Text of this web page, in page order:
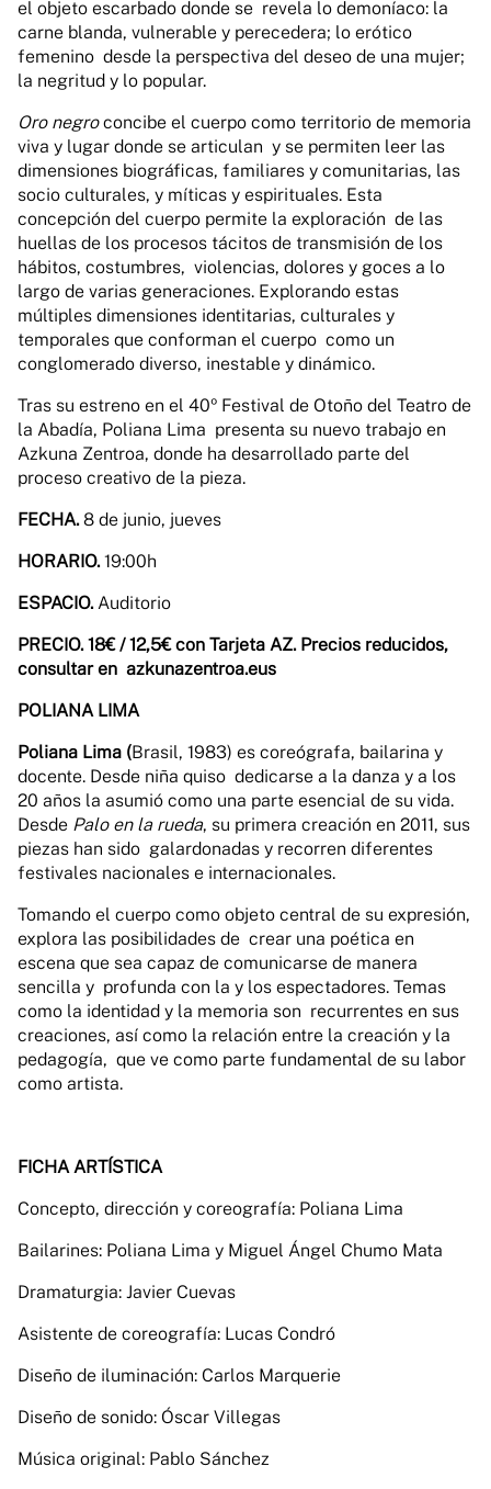
el objeto escarbado donde se revela lo demoníaco: la
carne blanda, vulnerable y perecedera; lo erótico
femenino desde la perspectiva del deseo de una mujer;
la negritud y lo popular.
Oro negroconcibe el cuerpo como territorio de memoria
viva y lugar donde se articulan y se permiten leer las
dimensiones biográficas, familiares y comunitarias, las
socio culturales, y míticas y espirituales. Esta
concepción del cuerpo permite la exploración de las
huellas de los procesos tácitos de transmisión de los
hábitos, costumbres, violencias, dolores y goces a lo
largo de varias generaciones. Explorando estas
múltiples dimensiones identitarias, culturales y
temporales que conforman el cuerpo como un
conglomerado diverso, inestable y dinámico.
Tras su estreno en el 40º Festival de Otoño del Teatro de
la Abadía, Poliana Lima presenta su nuevo trabajo en
Azkuna Zentroa, donde ha desarrollado parte del
proceso creativo de la pieza.
FECHA.8 de junio, jueves
HORARIO.19:00h
ESPACIO.Auditorio
PRECIO.18€ / 12,5€ con Tarjeta AZ. Precios reducidos,
consultar en azkunazentroa.eus
POLIANA LIMA
Poliana Lima (Brasil, 1983) es coreógrafa, bailarina y
docente. Desde niña quiso dedicarse a la danza y a los
20 años la asumió como una parte esencial de su vida.
Desde Palo en la rueda, su primera creación en 2011, sus
piezas han sido galardonadas y recorren diferentes
festivales nacionales e internacionales.
Tomando el cuerpo como objeto central de su expresión,
explora las posibilidades de crear una poética en
escena que sea capaz de comunicarse de manera
sencilla y profunda con la y los espectadores. Temas
como la identidad y la memoria son recurrentes en sus
creaciones, así como la relación entre la creación y la
pedagogía, que ve como parte fundamental de su labor
como artista.
FICHA ARTÍSTICA
Concepto, dirección y coreografía: Poliana Lima
Bailarines: Poliana Lima y Miguel Ángel Chumo Mata
Dramaturgia: Javier Cuevas
Asistente de coreografía: Lucas Condró
Diseño de iluminación: Carlos Marquerie
Diseño de sonido: Óscar Villegas
Música original: Pablo Sánchez